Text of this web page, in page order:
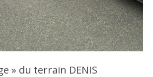
» du terrain DENIS